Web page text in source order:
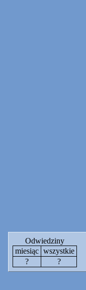
Odwiedziny
miesiąc wszystkie
?
?